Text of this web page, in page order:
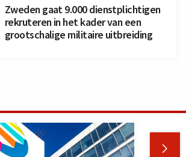
Zweden gaat 9.000 dienstplichtigen
rekruteren in het kader van een
grootschalige militaire uitbreiding
